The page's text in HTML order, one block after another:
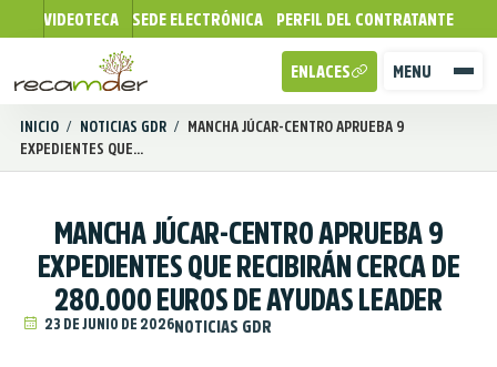
VIDEOTECA SEDE ELECTRÓNICA PERFIL DEL CONTRATANTE
MENU
ENLACES
INICIO / NOTICIAS GDR / MANCHA JÚCAR-CENTRO APRUEBA 9
EXPEDIENTES QUE...
MANCHA JÚCAR-CENTRO APRUEBA 9
EXPEDIENTES QUE RECIBIRÁN CERCA DE
280.000 EUROS DE AYUDAS LEADER
23 DE JUNIO DE 2026NOTICIAS GDR